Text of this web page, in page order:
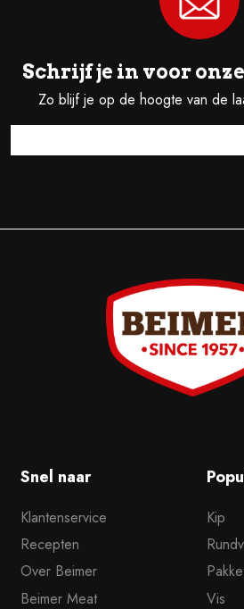
Schrijf je in voor
Zo blijf je op de hoogte van de
Snel naar
Klantenservice
Recepten
Over Beimer
Beimer Meat
Kip
Vis